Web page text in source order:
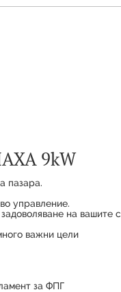
9kW
пазара.
управление.
на вашите
важни цели
за ФПГ